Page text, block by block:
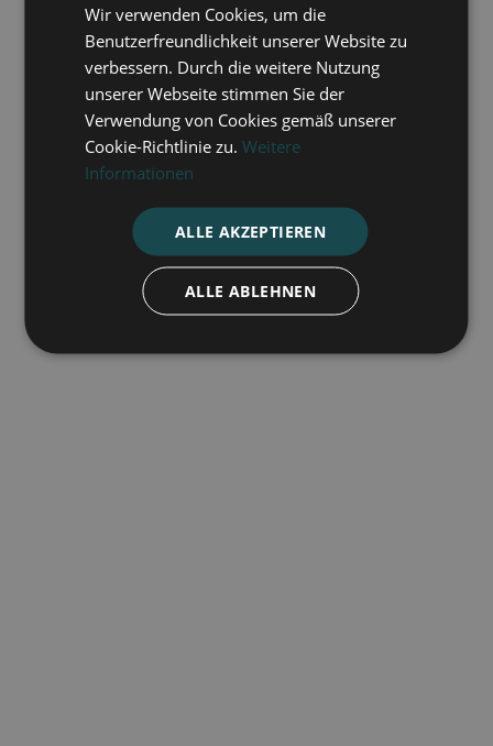
Transnistrien
10.7.2026 Mehr lesen
Wir verwenden Cookies, um die
Benutzerfreundlichkeit unserer Website zu
verbessern. Durch die weitere Nutzung
unserer Webseite stimmen Sie der
Verwendung von Cookies gemäß unserer
Cookie-Richtlinie zu.Weitere
Informationen
ALLE AKZEPTIEREN
ALLE ABLEHNEN